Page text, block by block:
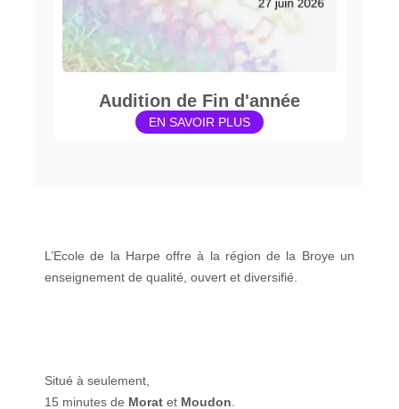
Audition de Fin d'année
EN SAVOIR PLUS
L’Ecole de la Harpe offre à la région de la Broye un
enseignement de qualité, ouvert et diversifié.
Situé à seulement,
15 minutes de Morat et Moudon